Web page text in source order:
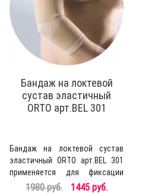
Бандаж на локтевой
сустав эластичный
ОRТО арт.BEL 301
Бандаж на локтевой сустав
эластичный ОRТО арт.BEL 301
применяется для фиксации
локтевого сустава, р..
1980 руб. 1445 руб.